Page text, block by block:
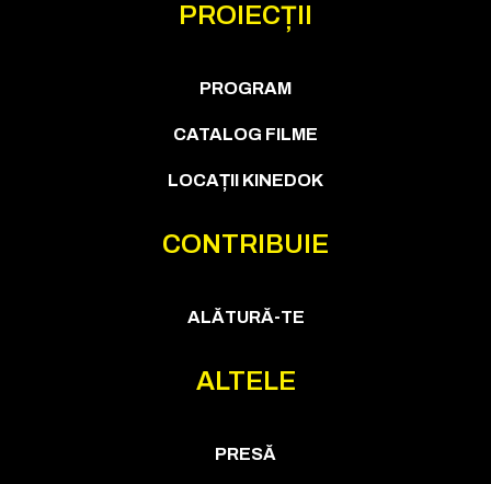
PROIECȚII
PROGRAM
CATALOG FILME
LOCAȚII KINEDOK
CONTRIBUIE
ALĂTURĂ-TE
ALTELE
PRESĂ